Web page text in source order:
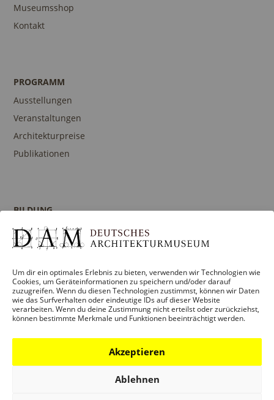
Um dir ein optimales Erlebnis zu bieten, verwenden wir Technologien wie
Cookies, um Geräteinformationen zu speichern und/oder darauf
zuzugreifen. Wenn du diesen Technologien zustimmst, können wir Daten
wie das Surfverhalten oder eindeutige IDs auf dieser Website
verarbeiten. Wenn du deine Zustimmung nicht erteilst oder zurückziehst,
können bestimmte Merkmale und Funktionen beeinträchtigt werden.
Akzeptieren
Ablehnen
Museumsshop
Kontakt
PROGRAMM
Ausstellungen
Veranstaltungen
Architekturpreise
Publikationen
BILDUNG
Programm
Führungen und Touren
Ansprechpartner
SAMMLUNGEN